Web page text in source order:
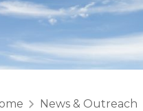
News & Outreach